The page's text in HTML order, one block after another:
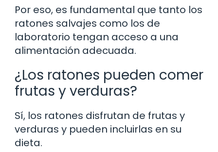
Por eso, es fundamental que tanto los
ratones salvajes como los de
laboratorio tengan acceso a una
alimentación adecuada.
¿Los ratones pueden comer
frutas y verduras?
Sí, los ratones disfrutan de frutas y
verduras y pueden incluirlas en su
dieta.